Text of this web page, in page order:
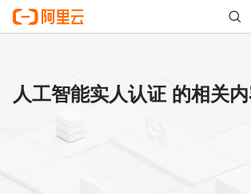
人工智能实人认证 的相关